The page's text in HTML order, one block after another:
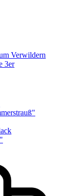
Verwildern
3er